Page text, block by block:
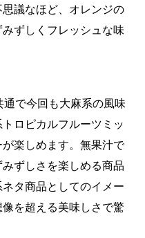
議なほど、オレンジの
ずしくフレッシュな味
で今回も大麻系の風味
ロピカルフルーツミッ
楽しめます。無果汁で
ずしさを楽しめる商品
タ商品としてのイメー
を超える美味しさで驚